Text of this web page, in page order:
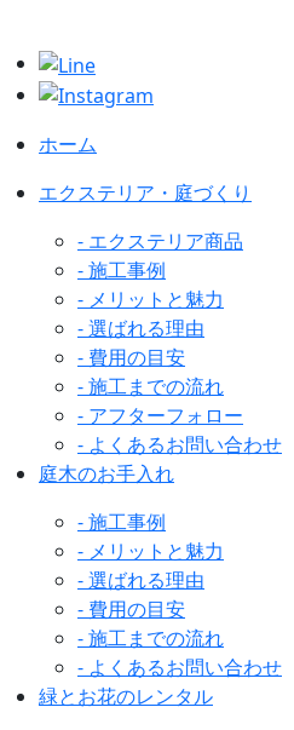
ホーム
エクステリア・庭づくり
- エクステリア商品
- 施工事例
- メリットと魅力
- 選ばれる理由
- 費用の目安
- 施工までの流れ
- アフターフォロー
- よくあるお問い合わせ
庭木のお手入れ
- 施工事例
- メリットと魅力
- 選ばれる理由
- 費用の目安
- 施工までの流れ
- よくあるお問い合わせ
緑とお花のレンタル